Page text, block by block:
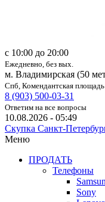
c 10:00 до 20:00
Ежедневно, без вых.
м. Владимирская (50
Спб, Комендантская
8 (903) 500-03-31
Ответим на все вопросы
10.08.2026 - 05:49
Скупка Санкт-
Меню
ПРОДАТЬ
Телефоны
Sony